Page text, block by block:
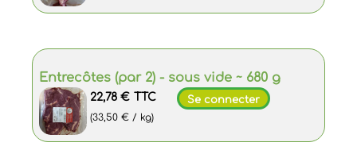
Entrecôtes (par 2) - sous vide ~ 680 g
22,78 € TTC
(33,50 € / kg)
Se connecter